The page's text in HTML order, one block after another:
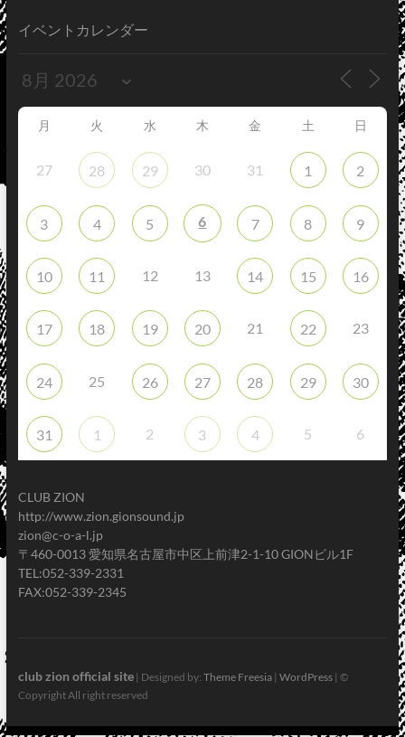
イベントカレンダー
月 火 水 木 金 土 日
27 28 29 30 31 1 2
3 4 5 6 7 8 9
10 11 12 13 14 15 16
17 18 19 20 21 22 23
24 25 26 27 28 29 30
31 1 2 3 4 5 6
CLUB ZION
http://www.zion.gionsound.jp
zion@c-o-a-l.jp
〒460-0013 愛知県名古屋市中区上前津2-1-10 GIONビル1F
TEL:052-339-2331
FAX:052-339-2345
club zion official site| Designed by: Theme Freesia| WordPress| ©
Copyright All right reserved